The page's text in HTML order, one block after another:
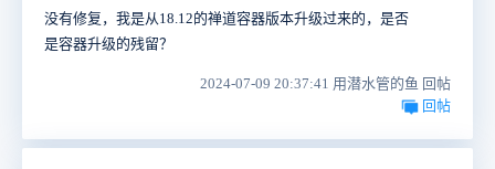
没有修复，我是从18.12的禅道容器版本升级过来的，是否
是容器升级的残留？
2024-07-09 20:37:41 用潜水管的鱼 回帖
回帖